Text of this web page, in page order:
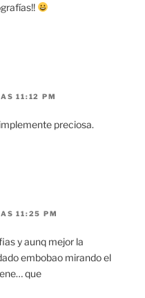
11:12 PM
preciosa.
11:25 PM
y aunq mejor la
embobao mirando el
que